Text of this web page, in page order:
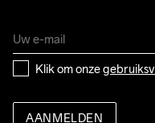
Klik om onze
AANMELDEN